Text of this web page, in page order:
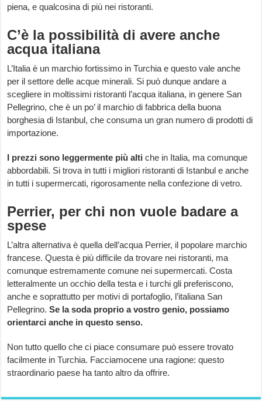
piena, e qualcosina di più nei ristoranti.
C’è la possibilità di avere anche
acqua italiana
L’Italia è un marchio fortissimo in Turchia e questo vale anche
per il settore delle acque minerali. Si può dunque andare a
scegliere in moltissimi ristoranti l’acqua italiana, in genere San
Pellegrino, che è un po’ il marchio di fabbrica della buona
borghesia di Istanbul, che consuma un gran numero di prodotti di
importazione.
I prezzi sono leggermente più alti che in Italia, ma comunque
abbordabili. Si trova in tutti i migliori ristoranti di Istanbul e anche
in tutti i supermercati, rigorosamente nella confezione di vetro.
Perrier, per chi non vuole badare a
spese
L’altra alternativa è quella dell’acqua Perrier, il popolare marchio
francese. Questa è più difficile da trovare nei ristoranti, ma
comunque estremamente comune nei supermercati. Costa
letteralmente un occhio della testa e i turchi gli preferiscono,
anche e soprattutto per motivi di portafoglio, l’italiana San
Pellegrino.Se la soda proprio a vostro genio, possiamo
orientarci anche in questo senso.
Non tutto quello che ci piace consumare può essere trovato
facilmente in Turchia. Facciamocene una ragione: questo
straordinario paese ha tanto altro da offrire.